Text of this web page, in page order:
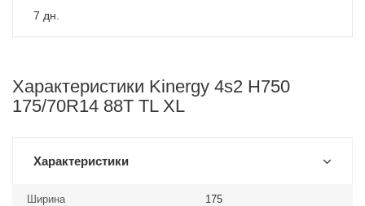
7 дн.
Характеристики Kinergy 4s2 H750
175/70R14 88T TL XL
Характеристики
Ширина 175